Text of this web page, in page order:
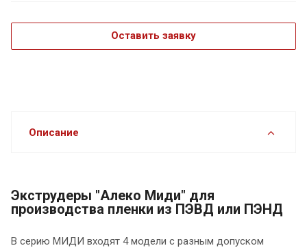
Оставить заявку
Описание
Экструдеры "Алеко Миди" для
производства пленки из ПЭВД или ПЭНД
В серию МИДИ входят 4 модели с разным допуском